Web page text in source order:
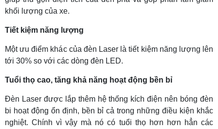
khối lượng của xe.
Tiết kiệm năng lượng
Một ưu điểm khác của đèn Laser là tiết kiệm năng lượng lên
tới 30% so với các dòng đèn LED.
Tuổi thọ cao, tăng khả năng hoạt động bền bỉ
Đèn Laser được lắp thêm hệ thống kích điện nên bóng đèn
bi hoạt động ổn định, bền bỉ cả trong những điều kiện khắc
nghiệt. Chính vì vậy mà nó có tuổi thọ hơn hơn hẳn các